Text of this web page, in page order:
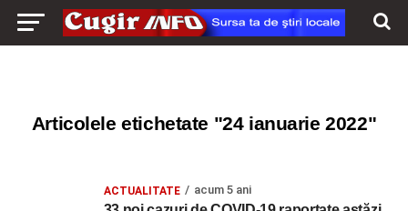
Articolele etichetate "24 ianuarie 2022"
ACTUALITATE acum 5 ani